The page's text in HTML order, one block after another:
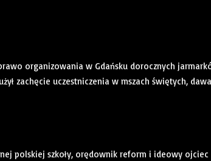
organizowania w Gdańsku dorocznych
zachęcie uczestniczenia w mszach świętych,
polskiej szkoły, orędownik reform i ideowy ojciec